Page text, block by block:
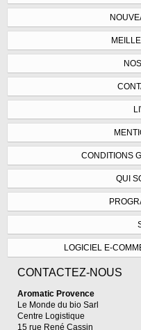
CONDITIONS
QUI
LOGICIEL E-
CONTACTEZ-NOUS
Aromatic Provence
Le Monde du bio Sarl
Centre Logistique
15 rue René Cassin